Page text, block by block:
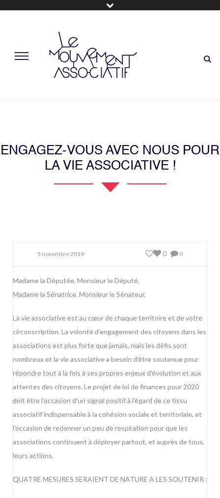
ENGAGEZ-VOUS AVEC NOUS POUR
LA VIE ASSOCIATIVE !
5 novembre 2019 0
0
Madame la Députée, Monsieur le Député,
Madame la Sénatrice, Monsieur le Sénateur,
La vie associative est au cœur de chaque territoire et de votre
circonscription. La volonté d’engagement des citoyens dans les
associations est plus forte que jamais, mais les défis sont
nombreux et la vie associative a besoin d’être soutenue pour
répondre tout à la fois à ses propres enjeux d’évolution et aux
attentes des citoyens. Le projet de loi de finances pour 2020
doit être l’occasion d’un signal positif à l’égard de ce tissu
associatif indispensable à la cohésion sociale et territoriale, et
l’occasion de redonner un peu de respiration pour que les
associations continuent à déployer partout, et auprès de tous,
leurs actions.
QUATRE MESURES SERAIENT DE NATURE A LES SOUTENIR :